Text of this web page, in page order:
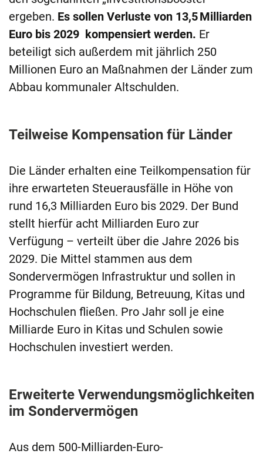
ergeben. Es sollen Verluste von 13,5 Milliarden
Euro bis 2029 kompensiert werden. Er
beteiligt sich außerdem mit jährlich 250
Millionen Euro an Maßnahmen der Länder zum
Abbau kommunaler Altschulden.
Teilweise Kompensation für Länder
Die Länder erhalten eine Teilkompensation für
ihre erwarteten Steuerausfälle in Höhe von
rund 16,3 Milliarden Euro bis 2029. Der Bund
stellt hierfür acht Milliarden Euro zur
Verfügung – verteilt über die Jahre 2026 bis
2029. Die Mittel stammen aus dem
Sondervermögen Infrastruktur und sollen in
Programme für Bildung, Betreuung, Kitas und
Hochschulen fließen. Pro Jahr soll je eine
Milliarde Euro in Kitas und Schulen sowie
Hochschulen investiert werden.
Erweiterte Verwendungsmöglichkeiten
im Sondervermögen
Aus dem 500-Milliarden-Euro-